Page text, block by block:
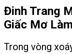
Đinh Trang
Giấc Mơ
Trong vòng